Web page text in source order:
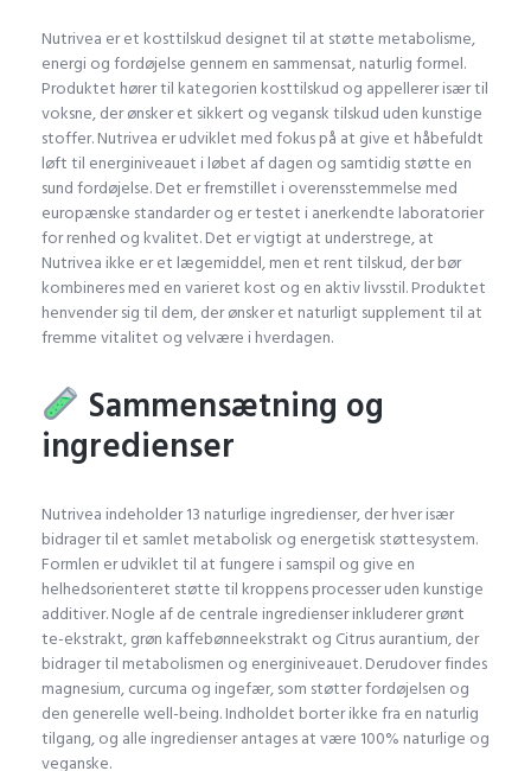
Nutrivea er et kosttilskud designet til at støtte metabolisme,
energi og fordøjelse gennem en sammensat, naturlig formel.
Produktet hører til kategorien kosttilskud og appellerer især til
voksne, der ønsker et sikkert og vegansk tilskud uden kunstige
stoffer. Nutrivea er udviklet med fokus på at give et håbefuldt
løft til energiniveauet i løbet af dagen og samtidig støtte en
sund fordøjelse. Det er fremstillet i overensstemmelse med
europænske standarder og er testet i anerkendte laboratorier
for renhed og kvalitet. Det er vigtigt at understrege, at
Nutrivea ikke er et lægemiddel, men et rent tilskud, der bør
kombineres med en varieret kost og en aktiv livsstil. Produktet
henvender sig til dem, der ønsker et naturligt supplement til at
fremme vitalitet og velvære i hverdagen.
Sammensætning og
ingredienser
Nutrivea indeholder 13 naturlige ingredienser, der hver især
bidrager til et samlet metabolisk og energetisk støttesystem.
Formlen er udviklet til at fungere i samspil og give en
helhedsorienteret støtte til kroppens processer uden kunstige
additiver. Nogle af de centrale ingredienser inkluderer grønt
te-ekstrakt, grøn kaffebønneekstrakt og Citrus aurantium, der
bidrager til metabolismen og energiniveauet. Derudover findes
magnesium, curcuma og ingefær, som støtter fordøjelsen og
den generelle well-being. Indholdet borter ikke fra en naturlig
tilgang, og alle ingredienser antages at være 100% naturlige og
veganske.